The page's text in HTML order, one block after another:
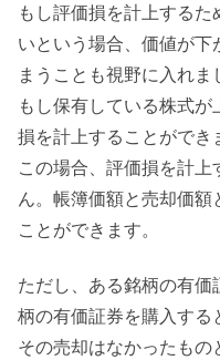
もし評価損を計上する
いという場合、価値が
まうことも視野に入れま
もし保有している株式
損を計上することができ
この場合、評価損を計
ん。帳簿価額と売却価
ことができます。
ただし、ある銘柄の有
柄の有価証券を購入する
その売却はなかったもの